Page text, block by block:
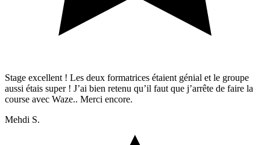
Stage excellent ! Les deux formatrices étaient génial et le groupe
aussi étais super ! J’ai bien retenu qu’il faut que j’arrête de faire la
course avec Waze.. Merci encore.
Mehdi S.